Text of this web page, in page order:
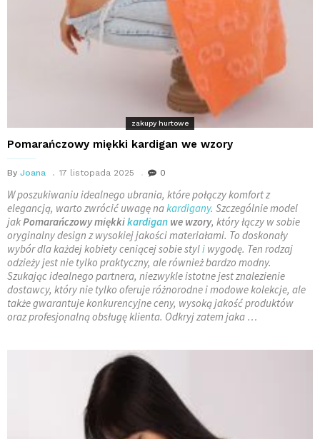
zakupy hurtowe
Pomarańczowy miękki kardigan we wzory
By Joana 17 listopada 2025 0
W poszukiwaniu idealnego ubrania, które połączy komfort z
elegancją, warto zwrócić uwagę nakardigany. Szczególnie model
jakPomarańczowy miękkikardigan we wzory, który łączy w sobie
oryginalny design z wysokiej jakości materiałami. To doskonały
wybór dla każdej kobiety ceniącej sobie styli wygodę. Ten rodzaj
odzieży jest nie tylko praktyczny, ale również bardzo modny.
Szukając idealnego partnera, niezwykle istotne jest znalezienie
dostawcy, który nie tylko oferuje różnorodne i modowe kolekcje, ale
także gwarantuje konkurencyjne ceny, wysoką jakość produktów
oraz profesjonalną obsługę klienta. Odkryj zatem jaka …